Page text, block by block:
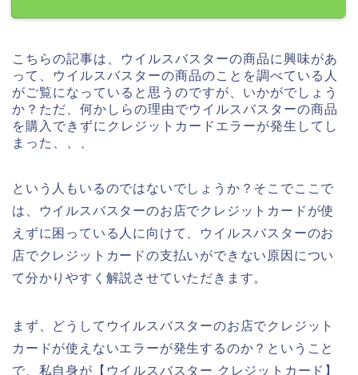
こちらの記事は、ウイルスバスターの商品に興味があ
って、ウイルスバスターの商品のことを調べている人
がご覧になっていると思うのですが、いかがでしょう
か？ただ、何かしらの理由でウイルスバスターの商品
を購入できずにクレジットカードエラーが発生してし
まった、、、
という人もいるのではないでしょうか？そこでここで
は、ウイルスバスターのお店でクレジットカードが使
えずに困っている人に向けて、ウイルスバスターのお
店でクレジットカードの支払いができない原因につい
て分かりやすく解説させていただきます。
まず、どうしてウイルスバスターのお店でクレジット
カードが使えないエラーが発生するのか？ということ
で、私自身が【ウイルスバスター クレジットカード】